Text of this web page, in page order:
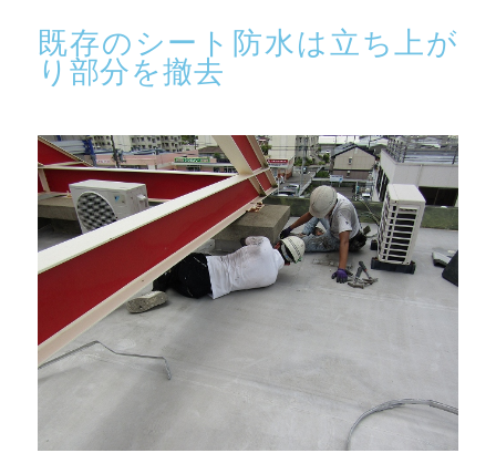
既存のシート防水は立ち上が
り部分を撤去